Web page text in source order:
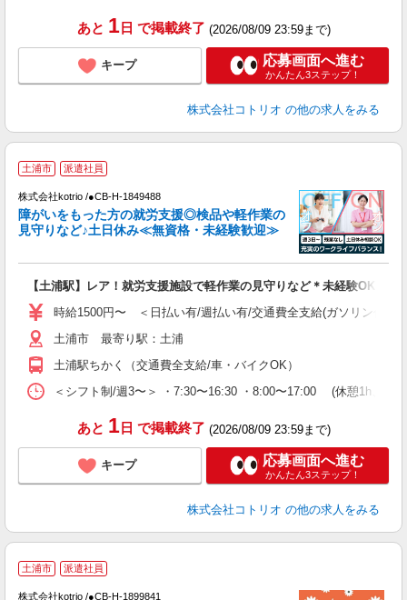
あと 1日 で掲載終了 (2026/08/09 23:59まで)
キープ 応募画面へ進む
かんたん3ステップ！
株式会社コトリオ の他の求人をみる
土浦市 派遣社員
株式会社kotrio /●CB-H-1849488
障がいをもった方の就労支援◎検品や軽作業の
見守りなど♪土日休み≪無資格・未経験歓迎≫
【土浦駅】レア！就労支援施設で軽作業の見守りなど＊未経験OK
時給1500円〜 ＜日払い有/週払い有/交通費全支給(ガソリン代含
土浦市 最寄り駅：土浦
土浦駅ちかく（交通費全支給/車・バイクOK）
＜シフト制/週3〜＞ ・7:30〜16:30 ・8:00〜17:00 (休憩1h、残
あと 1日 で掲載終了 (2026/08/09 23:59まで)
キープ 応募画面へ進む
かんたん3ステップ！
株式会社コトリオ の他の求人をみる
土浦市 派遣社員
株式会社kotrio /●CB-H-1899841